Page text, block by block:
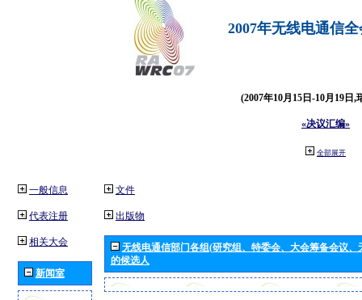
2007年无线电通信
(2007年10月15日-10月19日,
«决议汇编»
全部展开
一般信息
代表注册
相关大会
新闻室
文件
出版物
无线电通信部门各组(研究组、特委会、大会筹备会议
的候选人